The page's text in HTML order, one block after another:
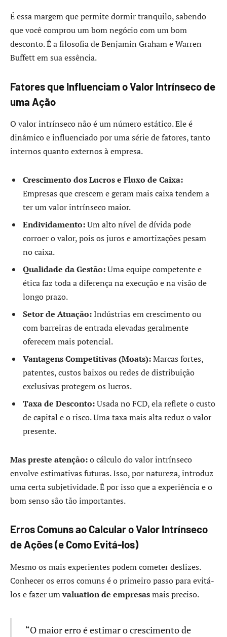
É essa margem que permite dormir tranquilo, sabendo
que você comprou um bom negócio com um bom
desconto. É a filosofia de Benjamin Graham e Warren
Buffett em sua essência.
Fatores que Influenciam o Valor Intrínseco de
uma Ação
O valor intrínseco não é um número estático. Ele é
dinâmico e influenciado por uma série de fatores, tanto
internos quanto externos à empresa.
Crescimento dos Lucros e Fluxo de Caixa:
Empresas que crescem e geram mais caixa tendem a
ter um valor intrínseco maior.
Endividamento:Um alto nível de dívida pode
corroer o valor, pois os juros e amortizações pesam
no caixa.
Qualidade da Gestão:Uma equipe competente e
ética faz toda a diferença na execução e na visão de
longo prazo.
Setor de Atuação:Indústrias em crescimento ou
com barreiras de entrada elevadas geralmente
oferecem mais potencial.
Vantagens Competitivas (Moats):Marcas fortes,
patentes, custos baixos ou redes de distribuição
exclusivas protegem os lucros.
Taxa de Desconto:Usada no FCD, ela reflete o custo
de capital e o risco. Uma taxa mais alta reduz o valor
presente.
Mas preste atenção:o cálculo do valor intrínseco
envolve estimativas futuras. Isso, por natureza, introduz
uma certa subjetividade. É por isso que a experiência e o
bom senso são tão importantes.
Erros Comuns ao Calcular o Valor Intrínseco
de Ações (e Como Evitá-los)
Mesmo os mais experientes podem cometer deslizes.
Conhecer os erros comuns é o primeiro passo para evitá-
los e fazer umvaluation de empresasmais preciso.
“O maior erro é estimar o crescimento de